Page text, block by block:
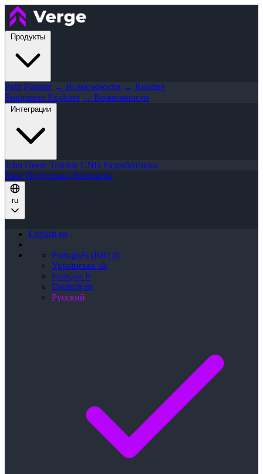
Продукты
Path Planner → Возможности → Routing
Equipment Explorer → Возможности
Интеграции
John Deere Trimble CNH Разработчики
Блог Поддержка Контакты
ru
English en
Português (BR) pt
Українська uk
Français fr
Deutsch de
Русский